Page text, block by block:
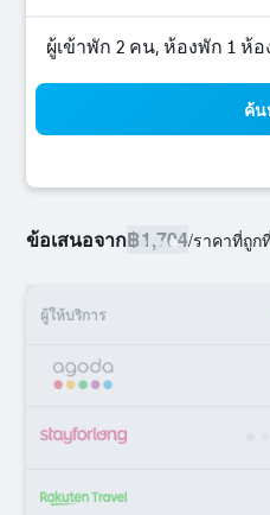
ผู้เข้าพัก 2 คน, ห้องพัก 1 ห้อ
ค้น
ข้อเสนอจาก฿1,704/ราคาที่ถูก
ผู้ให้บริการ